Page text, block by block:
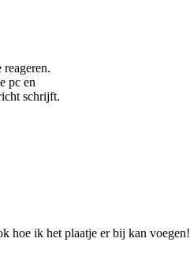
pc en
schrijft.
hoe ik het plaatje er bij kan voegen!